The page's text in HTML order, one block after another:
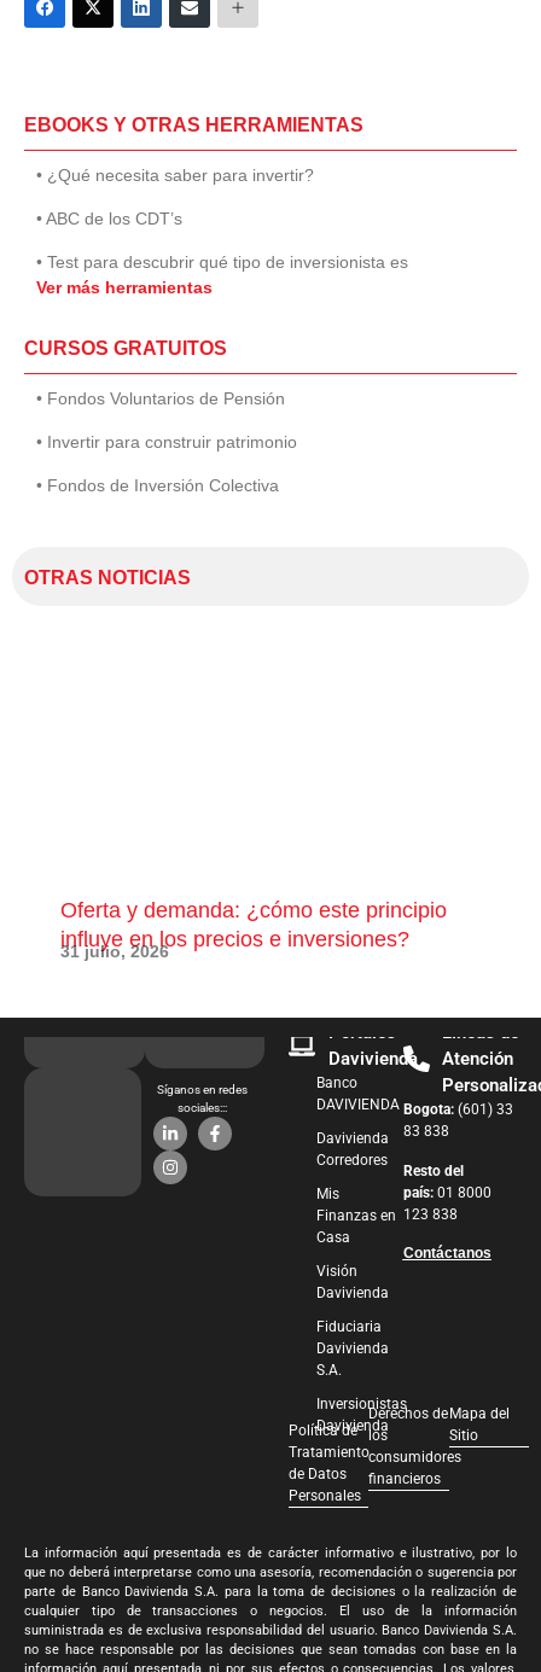
EBOOKS Y OTRAS HERRAMIENTAS
• ¿Qué necesita saber para invertir?
• ABC de los CDT’s
• Test para descubrir qué tipo de inversionista es
Ver más herramientas
CURSOS GRATUITOS
• Fondos Voluntarios de Pensión
• Invertir para construir patrimonio
• Fondos de Inversión Colectiva
OTRAS NOTICIAS
Oferta y demanda: ¿cómo este principio
influye en los precios e inversiones?
31 julio, 2026
Síganos en redes
sociales:::
Portales
Davivienda
Banco
DAVIVIENDA
Davivienda
Corredores
Mis
Finanzas en
Casa
Visión
Davivienda
Fiduciaria
Davivienda
S.A.
Inversionistas
Davivienda
Líneas de
Atención
Bogota: (601) 33
83 838
Resto del
país: 01 8000
123 838
Contáctanos
Política de
Tratamiento
de Datos
Personales
Derechos de
los
consumidores
financieros
Mapa del
Sitio
La información aquí presentada es de carácter informativo e ilustrativo, por lo
que no deberá interpretarse como una asesoría, recomendación o sugerencia por
parte de Banco Davivienda S.A. para la toma de decisiones o la realización de
cualquier tipo de transacciones o negocios. El uso de la información
suministrada es de exclusiva responsabilidad del usuario. Banco Davivienda S.A.
no se hace responsable por las decisiones que sean tomadas con base en la